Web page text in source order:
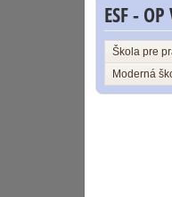
ESF -
Škola pre
Moderná